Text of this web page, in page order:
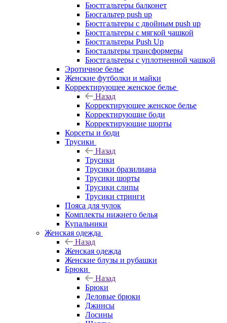
Бюстгальтеры балконет
Бюсгальтер push up
Бюстгальтеры с двойным push up
Бюстгальтеры с мягкой чашкой
Бюстгальтеры Push Up
Бюстальтеры трансформеры
Бюстгальтеры с уплотненной чашкой
Эротичное белье
Женские футболки и майки
Корректирующее женское белье
Назад
Корректирующее женское белье
Корректирующие боди
Корректирующие шорты
Корсеты и боди
Трусики
Назад
Трусики
Трусики бразилиана
Трусики шорты
Трусики слипы
Трусики стринги
Пояса для чулок
Комплекты нижнего белья
Купальники
Женская одежда
Назад
Женская одежда
Женские блузы и рубашки
Брюки
Назад
Брюки
Деловые брюки
Джинсы
Лосины